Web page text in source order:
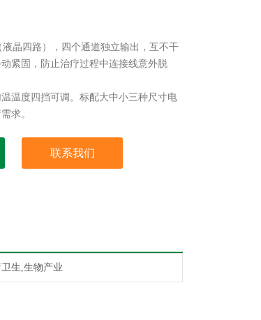
液晶四路），四个通道独立输出，互不干
紧固，防止治疗过程中连接线意外脱
温度四挡可调。标配大中小三种尺寸电
求。
联系我们
卫生,生物产业